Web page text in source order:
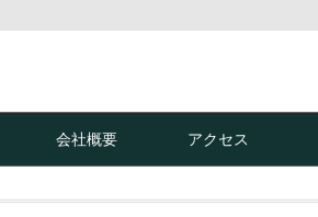
会社概要 アクセス